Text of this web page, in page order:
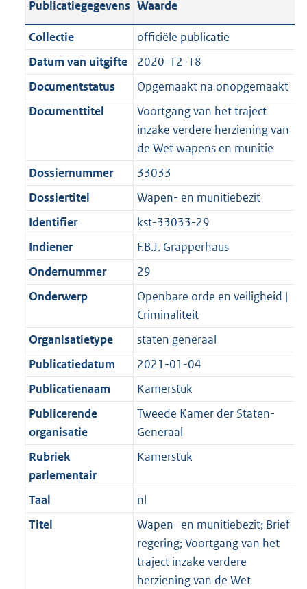
i
e
i
n
f
a
a
t
5
K
b
t
i
e
i
n
m
a
a
t
:
1
K
b
a
t
i
e
i
r
m
a
a
t
e
1
8
K
c
a
t
i
e
o
r
m
a
a
t
t
:
2
6
a
n
d
s
g
r
o
o
t
e
:
2
K
a
n
d
s
g
r
o
o
t
e
:
2
b
Publicatiegegevens Waarde
Collectie
officiële publicatie
Datum van uitgifte
2020-12-18
Documentstatus
Opgemaakt na onopgemaakt
Documenttitel
Voortgang van het traject
inzake verdere herziening van
de Wet wapens en munitie
Dossiernummer
33033
Dossiertitel
Wapen- en munitiebezit
Identifier
kst-33033-29
Indiener
F.B.J. Grapperhaus
Ondernummer
29
Onderwerp
Openbare orde en veiligheid |
Criminaliteit
Organisatietype
staten generaal
Publicatiedatum
2021-01-04
Publicatienaam
Kamerstuk
Publicerende
organisatie
Tweede Kamer der Staten-
Generaal
Rubriek
parlementair
Kamerstuk
Taal
nl
Titel
Wapen- en munitiebezit; Brief
regering; Voortgang van het
traject inzake verdere
herziening van de Wet